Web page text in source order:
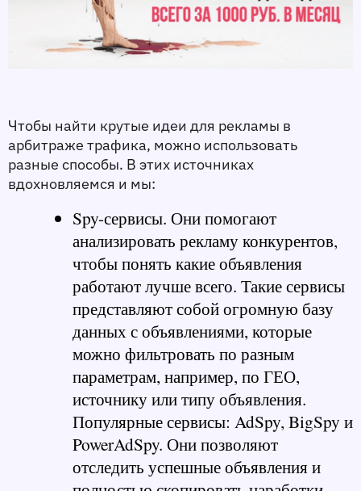
Чтобы найти крутые идеи для рекламы в
арбитраже трафика, можно использовать
разные способы. В этих источниках
вдохновляемся и мы:
Spy-сервисы. Они помогают
анализировать рекламу конкурентов,
чтобы понять какие объявления
работают лучше всего. Такие сервисы
представляют собой огромную базу
данных с объявлениями, которые
можно фильтровать по разным
параметрам, например, по ГЕО,
источнику или типу объявления.
Популярные сервисы: AdSpy, BigSpy и
PowerAdSpy. Они позволяют
отследить успешные объявления и